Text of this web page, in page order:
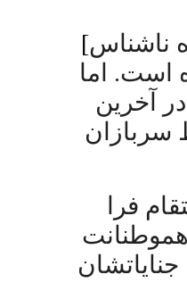
[جنسی تقریبا در
است. اما
آخرین
سربازان
فرا